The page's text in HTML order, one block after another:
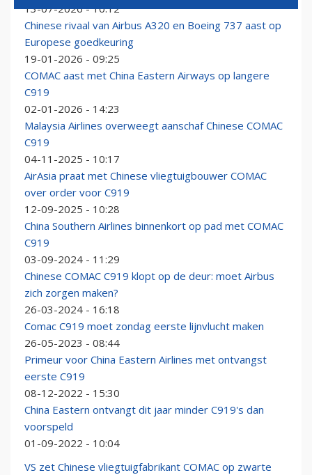
13-07-2026 - 10:12
Chinese rivaal van Airbus A320 en Boeing 737 aast op
Europese goedkeuring
19-01-2026 - 09:25
COMAC aast met China Eastern Airways op langere
C919
02-01-2026 - 14:23
Malaysia Airlines overweegt aanschaf Chinese COMAC
C919
04-11-2025 - 10:17
AirAsia praat met Chinese vliegtuigbouwer COMAC
over order voor C919
12-09-2025 - 10:28
China Southern Airlines binnenkort op pad met COMAC
C919
03-09-2024 - 11:29
Chinese COMAC C919 klopt op de deur: moet Airbus
zich zorgen maken?
26-03-2024 - 16:18
Comac C919 moet zondag eerste lijnvlucht maken
26-05-2023 - 08:44
Primeur voor China Eastern Airlines met ontvangst
eerste C919
08-12-2022 - 15:30
China Eastern ontvangt dit jaar minder C919's dan
voorspeld
01-09-2022 - 10:04
VS zet Chinese vliegtuigfabrikant COMAC op zwarte